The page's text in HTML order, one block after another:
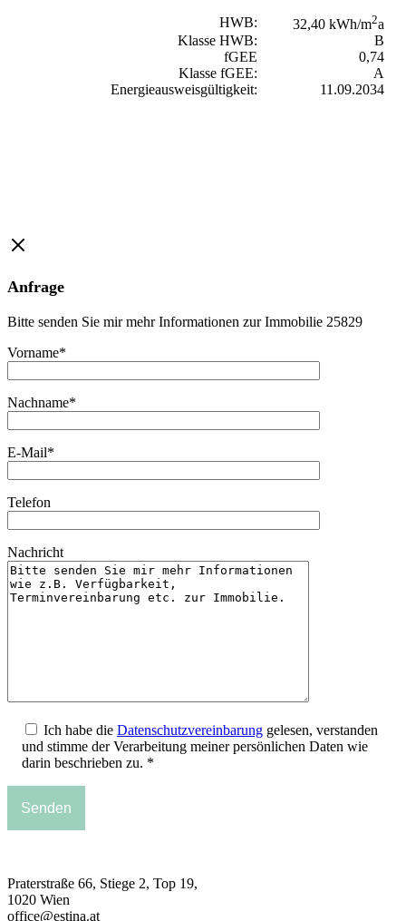
HWB: 32,40 kWh/m2a
Klasse HWB:
B
fGEE
0,74
Klasse fGEE:
A
Energieausweisgültigkeit:
11.09.2034
Anfrage
Bitte senden Sie mir mehr Informationen zur Immobilie 25829
Vorname*
Nachname*
E-Mail*
Telefon
Nachricht
Ich habe die Datenschutzvereinbarung gelesen, verstanden
und stimme der Verarbeitung meiner persönlichen Daten wie
darin beschrieben zu. *
Praterstraße 66, Stiege 2, Top 19,
1020 Wien
office@estina.at